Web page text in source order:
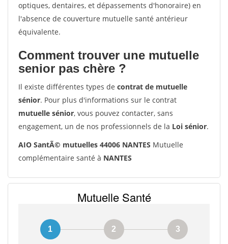
optiques, dentaires, et dépassements d'honoraire) en
l'absence de couverture mutuelle santé antérieur
équivalente.
Comment trouver une mutuelle
senior pas chère ?
Il existe différentes types de contrat de mutuelle
sénior. Pour plus d'informations sur le contrat
mutuelle sénior, vous pouvez contacter, sans
engagement, un de nos professionnels de la Loi sénior.
AIO SantÃ© mutuelles 44006 NANTES Mutuelle
complémentaire santé à NANTES